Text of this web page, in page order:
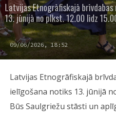
Latvijas Etnogrāfiskajā
13. jūnijā no plkst. 12.00 līdz
09/06/2026, 18:52
Latvijas Etnogrāfiskajā
ielīgošana notiks 13. jūnijā
Būs Saulgriežu stāsti un